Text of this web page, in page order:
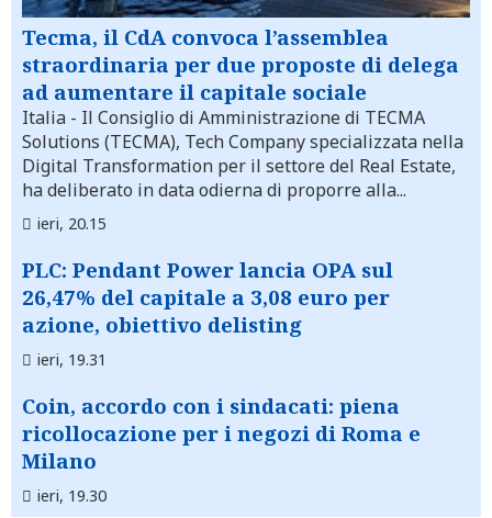
Tecma, il CdA convoca l’assemblea
straordinaria per due proposte di delega
ad aumentare il capitale sociale
Italia - Il Consiglio di Amministrazione di TECMA
Solutions (TECMA), Tech Company specializzata nella
Digital Transformation per il settore del Real Estate,
ha deliberato in data odierna di proporre alla...
ieri, 20.15
PLC: Pendant Power lancia OPA sul
26,47% del capitale a 3,08 euro per
azione, obiettivo delisting
ieri, 19.31
Coin, accordo con i sindacati: piena
ricollocazione per i negozi di Roma e
Milano
ieri, 19.30